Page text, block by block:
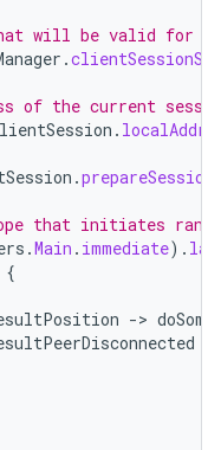
will be valid for a
.
of the current
.
.prepareSession
that initiates
.Main . immediate).
{
->